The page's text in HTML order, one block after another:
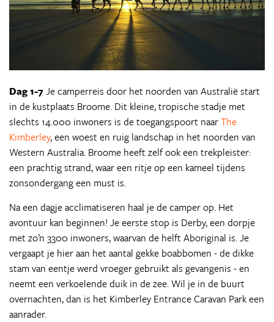
Dag 1-7Je camperreis door het noorden van Australië start
in de kustplaats Broome. Dit kleine, tropische stadje met
slechts 14.000 inwoners is de toegangspoort naarThe
Kimberley, een woest en ruig landschap in het noorden van
Western Australia. Broome heeft zelf ook een trekpleister:
een prachtig strand, waar een ritje op een kameel tijdens
zonsondergang een must is.
Na een dagje acclimatiseren haal je de camper op. Het
avontuur kan beginnen! Je eerste stop is Derby, een dorpje
met zo’n 3300 inwoners, waarvan de helft Aboriginal is. Je
vergaapt je hier aan het aantal gekke boabbomen - de dikke
stam van eentje werd vroeger gebruikt als gevangenis - en
neemt een verkoelende duik in de zee. Wil je in de buurt
overnachten, dan is het Kimberley Entrance Caravan Park een
aanrader.